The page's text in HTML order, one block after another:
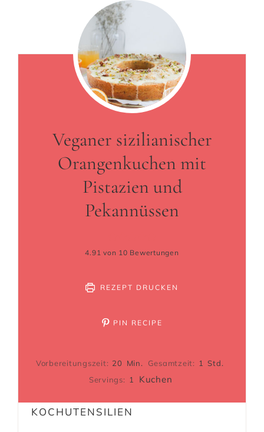
Veganer sizilianischer
Orangenkuchen mit
Pistazien und
Pekannüssen
4.91 von 10 Bewertungen
REZEPT DRUCKEN
PIN RECIPE
Vorbereitungszeit: 20 Min. Gesamtzeit: 1 Std.
Servings: 1 Kuchen
KOCHUTENSILIEN